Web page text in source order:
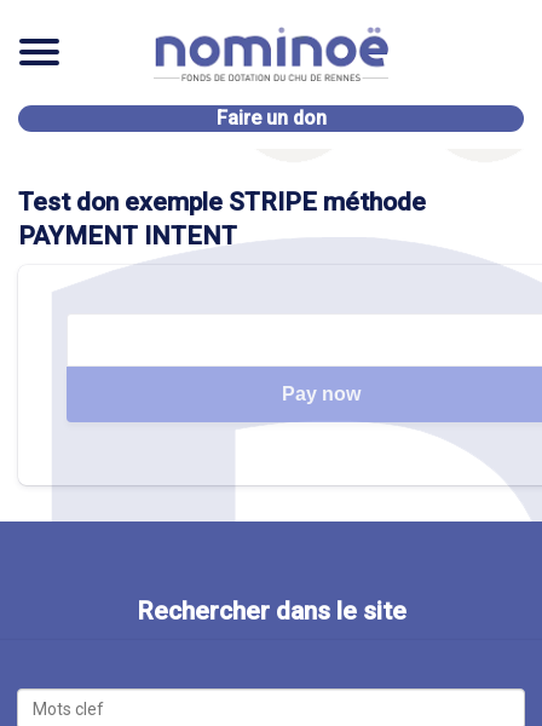
Faire un don
Test don exemple STRIPE méthode
PAYMENT INTENT
Pay now
Rechercher dans le site